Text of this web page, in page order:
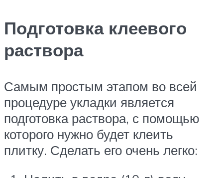
Подготовка клеевого
раствора
Самым простым этапом во всей
процедуре укладки является
подготовка раствора, с помощью
которого нужно будет клеить
плитку. Сделать его очень легко: